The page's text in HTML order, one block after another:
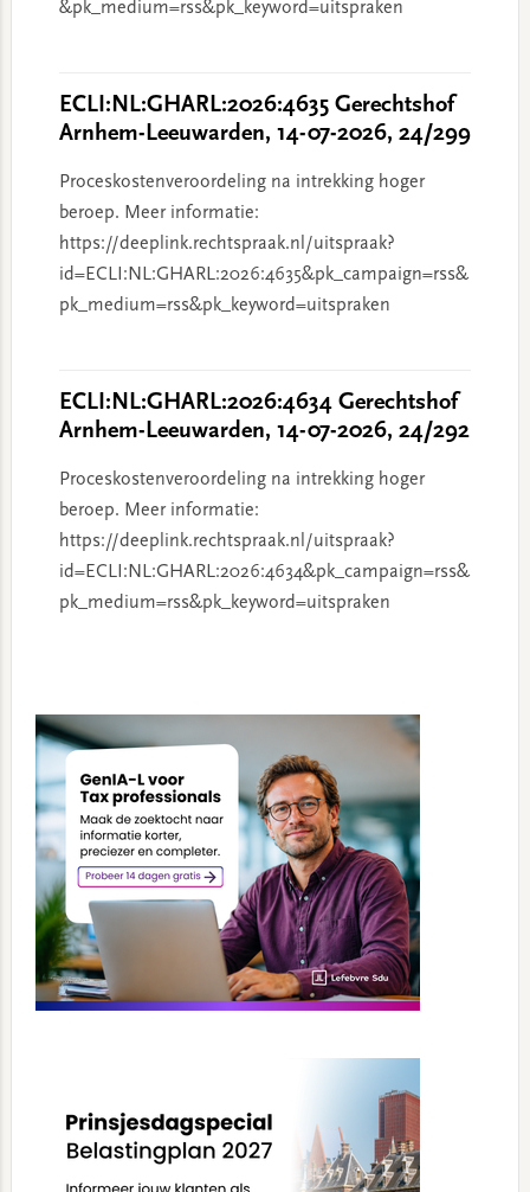
&pk_medium=rss&pk_keyword=uitspraken
ECLI:NL:GHARL:2026:4635 Gerechtshof
Arnhem-Leeuwarden, 14-07-2026, 24/299
Proceskostenveroordeling na intrekking hoger
beroep. Meer informatie:
https://deeplink.rechtspraak.nl/uitspraak?
id=ECLI:NL:GHARL:2026:4635&pk_campaign=rss&
pk_medium=rss&pk_keyword=uitspraken
ECLI:NL:GHARL:2026:4634 Gerechtshof
Arnhem-Leeuwarden, 14-07-2026, 24/292
Proceskostenveroordeling na intrekking hoger
beroep. Meer informatie:
https://deeplink.rechtspraak.nl/uitspraak?
id=ECLI:NL:GHARL:2026:4634&pk_campaign=rss&
pk_medium=rss&pk_keyword=uitspraken
Sidebar